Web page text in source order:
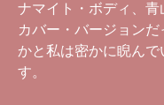
ナマイト・ボディ、青
カバー・バージョン
かと私は密かに睨んで
す。